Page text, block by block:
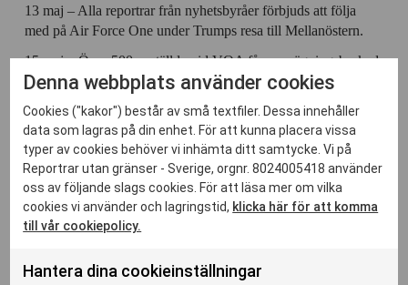
13 maj – Alla reportrar från nyhetsbyråer förbjuds att följa
med på Air Force One under Trumps resa till Mellanöstern.
15 maj – Över 500 anställda vid VOA får uppsägningsbesked,
trots ett domstolsföreläggande som RSF och medkärande,
vunnit.
24 maj – Försvarsminister Pete Hegseth begränsar
ackrediterade journalisters tillträde till Pentagon, vilket
försvårar viktig rapportering om landets försvarshögkvarter.
Juni: Polisvåld mot journalister
planer på att säga upp över 900 anställda inom USAGM.
Denna webbplats använder cookies
Cookies ("kakor") består av små textfiler. Dessa innehåller
data som lagras på din enhet. För att kunna placera vissa
typer av cookies behöver vi inhämta ditt samtycke. Vi på
Reportrar utan gränser - Sverige, orgnr. 8024005418 använder
oss av följande slags cookies. För att läsa mer om vilka
cookies vi använder och lagringstid, klicka här för att komma
till vår cookiepolicy.
Hantera dina cookieinställningar